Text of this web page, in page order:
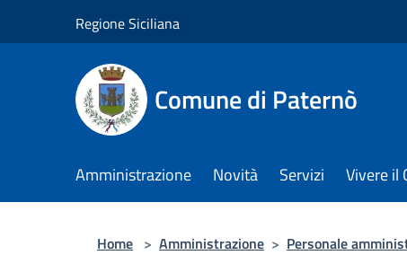
Regione Siciliana
Comune di Paternò
Amministrazione Novità Servizi Vivere il
Home > Amministrazione > Personale